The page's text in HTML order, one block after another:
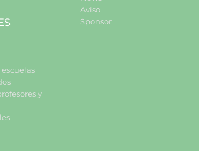
y
Aviso
Sponsor